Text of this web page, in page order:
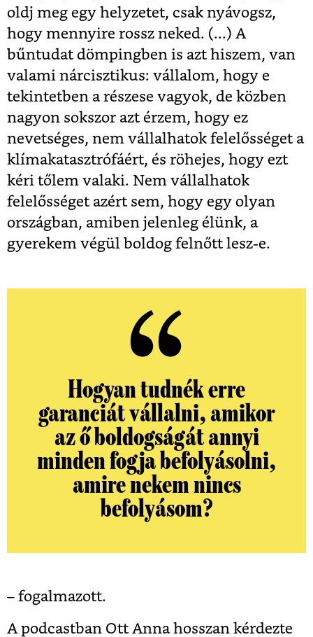
oldj meg egy helyzetet, csak nyávogsz,
hogy mennyire rossz neked. (...) A
bűntudat dömpingben is azt hiszem, van
valami nárcisztikus: vállalom, hogy e
tekintetben a részese vagyok, de közben
nagyon sokszor azt érzem, hogy ez
nevetséges, nem vállalhatok felelősséget a
klímakatasztrófáért, és röhejes, hogy ezt
kéri tőlem valaki. Nem vállalhatok
felelősséget azért sem, hogy egy olyan
országban, amiben jelenleg élünk, a
gyerekem végül boldog felnőtt lesz-e.
Hogyan tudnék erre
garanciát vállalni, amikor
az ő boldogságát annyi
minden fogja befolyásolni,
amire nekem nincs
befolyásom?
– fogalmazott.
A podcastban Ott Anna hosszan kérdezte